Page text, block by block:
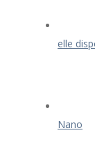
elle
Nano